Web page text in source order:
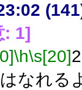
: 1]
\h\s[20]
なれる